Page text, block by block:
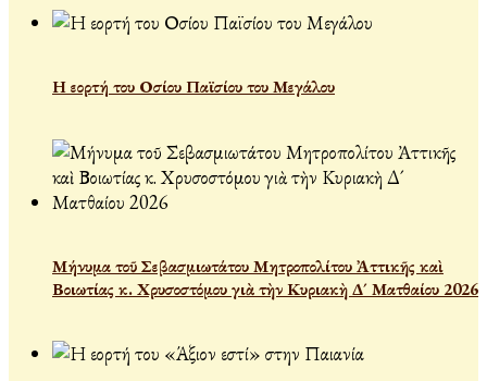
Η εορτή του Οσίου Παϊσίου του Μεγάλου
Μήνυμα τοῦ Σεβασμιωτάτου Μητροπολίτου Ἀττικῆς καὶ
Βοιωτίας κ. Χρυσοστόμου γιὰ τὴν Κυριακὴ Δ´ Ματθαίου 2026